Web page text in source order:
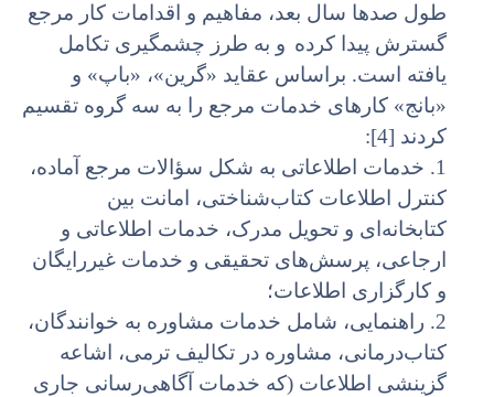
طول صدها سال بعد، مفاهیم و اقدامات کار مرجع
گسترش پیدا کرده و به طرز چشمگیری تکامل
یافته است. براساس عقاید «گرین»، «باپ» و
«بانج» کارهای خدمات مرجع را به سه گروه تقسیم
کردند [4]:
1. خدمات اطلاعاتی به شکل سؤالات مرجع آماده،
کنترل اطلاعات کتاب‌شناختی، امانت بین
کتابخانه‌ای و تحویل مدرک، خدمات اطلاعاتی و
ارجاعی، پرسش‌های تحقیقی و خدمات غیررایگان
و کارگزاری اطلاعات؛
2. راهنمایی، شامل خدمات مشاوره به خوانندگان،
کتاب‌درمانی، مشاوره در تکالیف ترمی، اشاعه
گزینشی اطلاعات (که خدمات آگاهی‌رسانی جاری